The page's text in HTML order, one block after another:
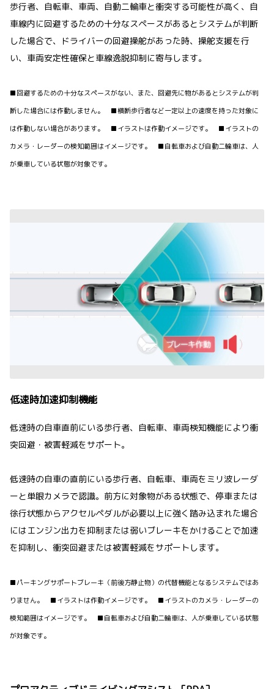
歩行者、自転車、車両、自動二輪車と衝突する可能性が高く、自
車線内に回避するための十分なスペースがあるとシステムが判断
した場合で、ドライバーの回避操舵があった時、操舵支援を行
い、車両安定性確保と車線逸脱抑制に寄与します。
■回避するための十分なスペースがない、また、回避先に物があるとシステムが判
断した場合には作動しません。 ■横断歩行者など一定以上の速度を持った対象に
は作動しない場合があります。 ■イラストは作動イメージです。 ■イラストの
カメラ・レーダーの検知範囲はイメージです。 ■自転車および自動二輪車は、人
が乗車している状態が対象です。
低速時加速抑制機能
低速時の自車直前にいる歩行者、自転車、車両検知機能により衝
突回避・被害軽減をサポート。
低速時の自車の直前にいる歩行者、自転車、車両をミリ波レーダ
ーと単眼カメラで認識。前方に対象物がある状態で、停車または
徐行状態からアクセルペダルが必要以上に強く踏み込まれた場合
にはエンジン出力を抑制または弱いブレーキをかけることで加速
を抑制し、衝突回避または被害軽減をサポートします。
■パーキングサポートブレーキ（前後方静止物）の代替機能となるシステムではあ
りません。 ■イラストは作動イメージです。 ■イラストのカメラ・レーダーの
検知範囲はイメージです。 ■自転車および自動二輪車は、人が乗車している状態
が対象です。